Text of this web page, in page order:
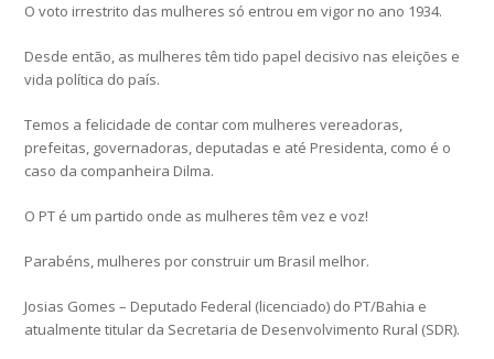
O voto irrestrito das mulheres só entrou em vigor no ano 1934.
Desde então, as mulheres têm tido papel decisivo nas eleições e
vida política do país.
Temos a felicidade de contar com mulheres vereadoras,
prefeitas, governadoras, deputadas e até Presidenta, como é o
caso da companheira Dilma.
O PT é um partido onde as mulheres têm vez e voz!
Parabéns, mulheres por construir um Brasil melhor.
Josias Gomes – Deputado Federal (licenciado) do PT/Bahia e
atualmente titular da Secretaria de Desenvolvimento Rural (SDR).